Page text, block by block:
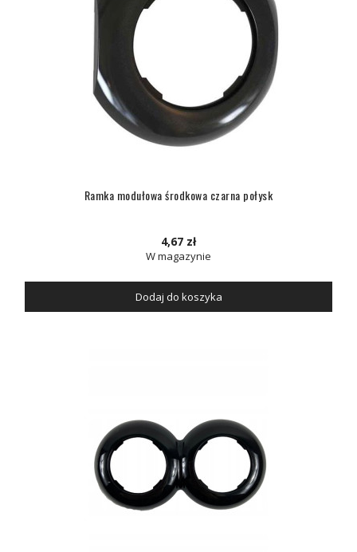
Ramka modułowa środkowa czarna połysk
4,67 zł
W magazynie
Dodaj do koszyka